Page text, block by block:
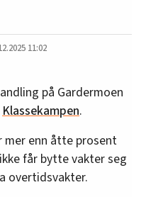
11:02
på Gardermoen
Klassekampen.
mer enn åtte prosent
får bytte vakter seg
overtidsvakter.